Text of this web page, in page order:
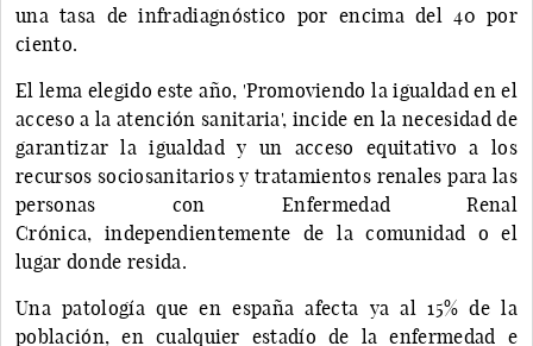
una tasa de infradiagnóstico por encima del 40 por
ciento.
El lema elegido este año, 'Promoviendo la igualdad en el
acceso a la atención sanitaria', incide en la necesidad de
garantizar la igualdad y un acceso equitativo a los
recursos sociosanitarios y tratamientos renales para las
personas con Enfermedad Renal
Crónica, independientemente de la comunidad o el
lugar donde resida.
Una patología que en españa afecta ya al 15% de la
población, en cualquier estadío de la enfermedad e